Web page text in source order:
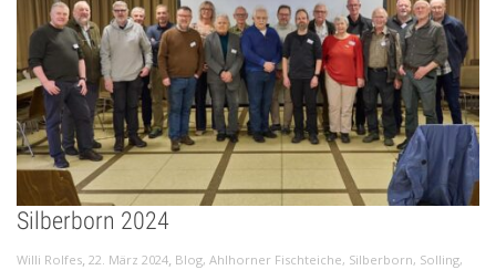
Silberborn 2024
Willi Rolfes, 22. März 2024, Blog, Ahlhorner Fischteiche, Silberborn, Solling,